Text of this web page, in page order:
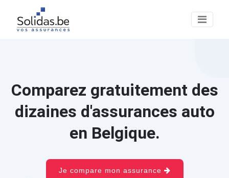
Comparez gratuitement des
dizaines d'assurances auto
en Belgique.
Je compare mon assurance